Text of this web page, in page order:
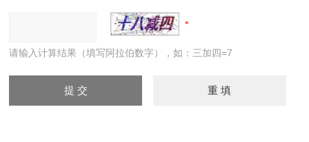
请输入计算结果（填写阿拉伯数字），如：三加四=7